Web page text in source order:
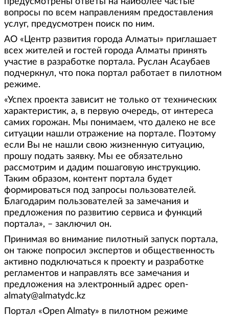
вопросы по всем направлениям предоставления
услуг, предусмотрен поиск по ним.
АО «Центр развития города Алматы» приглашает
всех жителей и гостей города Алматы принять
участие в разработке портала. Руслан Асаубаев
подчеркнул, что пока портал работает в пилотном
режиме.
«Успех проекта зависит не только от технических
характеристик, а, в первую очередь, от интереса
самих горожан. Мы понимаем, что далеко не все
ситуации нашли отражение на портале. Поэтому
если Вы не нашли свою жизненную ситуацию,
прошу подать заявку. Мы ее обязательно
рассмотрим и дадим пошаговую инструкцию.
Таким образом, контент портала будет
формироваться под запросы пользователей.
Благодарим пользователей за замечания и
предложения по развитию сервиса и функций
портала», – заключил он.
Принимая во внимание пилотный запуск портала,
он также попросил экспертов и общественность
активно подключаться к проекту и разработке
регламентов и направлять все замечания и
предложения на электронный адрес open-
almaty@almatydc.kz
Портал «Open Almaty» в пилотном режиме